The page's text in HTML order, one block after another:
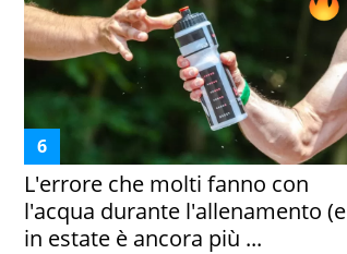
L'errore che molti fanno con
l'acqua durante l'allenamento (e
in estate è ancora più ...